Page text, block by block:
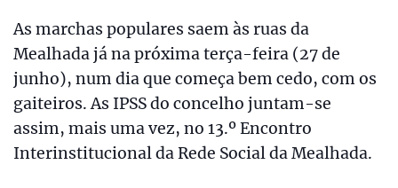
As marchas populares saem às ruas da
Mealhada já na próxima terça-feira (27 de
junho), num dia que começa bem cedo, com os
gaiteiros. As IPSS do concelho juntam-se
assim, mais uma vez, no 13.º Encontro
Interinstitucional da Rede Social da Mealhada.